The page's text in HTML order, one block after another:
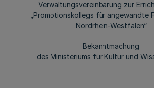
Verwaltungsvereinbarung zur
„Promotionskollegs für angewandte
Nordrhein-Westfalen“
Bekanntmachung
des Ministeriums für Kultur und